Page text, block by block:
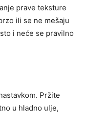
prave teksture
ili se ne mešaju
i neće se pravilno
Pržite
u hladno ulje,